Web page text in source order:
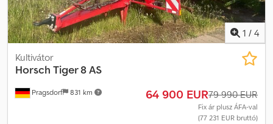
1 / 4
Pragsdorf 831 km
Kultivátor
Horsch Tiger 8 AS
64 900 EUR79 990 EUR
Fix ár plusz ÁFA-val
(77 231 EUR bruttó)